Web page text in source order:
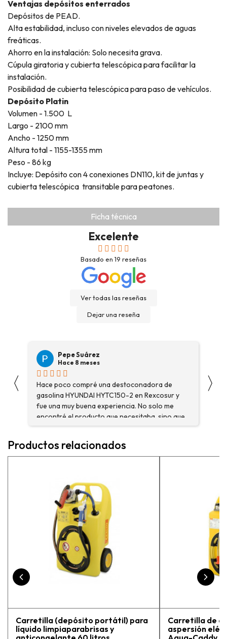
Ficha técnica
Ventajas depósitos enterrados
Depósitos de PEAD.
Alta estabilidad, incluso con niveles elevados de aguas
freáticas.
Ahorro en la instalación: Solo necesita grava.
Cúpula giratoria y cubierta telescópica para facilitar la
instalación.
Posibilidad de cubierta telescópica para paso de vehículos.
Depósito Platin
Volumen - 1.500 L
Largo - 2100 mm
Ancho - 1250 mm
Altura total - 1155-1355 mm
Peso - 86 kg
Incluye: Depósito con 4 conexiones DN110, kit de juntas y
cubierta telescópica transitable para peatones.
Excelente
Basado en 19 reseñas
Ver todas las reseñas
Dejar una reseña
〈
Pepe Suárez
Hace 8 meses
Hace poco compré una destoconadora de
gasolina HYUNDAI HYTC150-2 en Rexcosur y
fue una muy buena experiencia. No solo me
encontré el producto que necesitaba, sino que
me asesoraron y explicaron con detalle para
más adecuada para mi trabajo. Salvador, la
persona con que estuve contactactanto me
vuelto a comprar, tengo varios pedidos en
proceso y muy contento.
〉
Productos relacionados
Carretilla (depósito portátil) para
líquido limpiaparabrisas y
Carretilla de
aspersión